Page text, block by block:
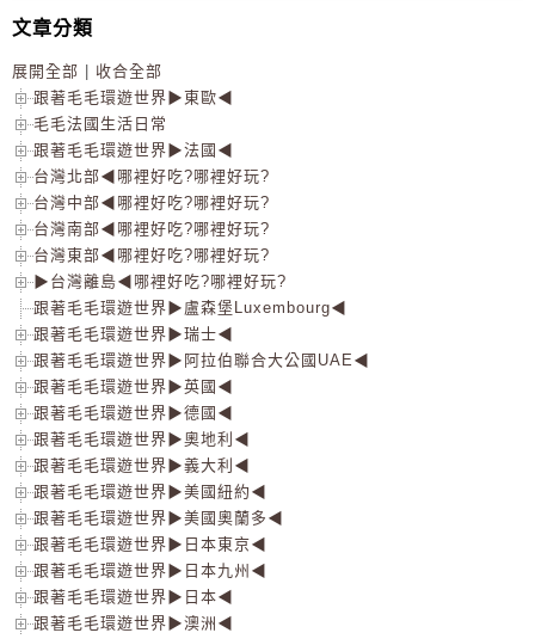
文章分類
展開全部
收合全部
跟著毛毛環遊世界▶東歐◀
毛毛法國生活日常
跟著毛毛環遊世界▶法國◀
台灣北部◀哪裡好吃?哪裡好玩?
台灣中部◀哪裡好吃?哪裡好玩?
台灣南部◀哪裡好吃?哪裡好玩?
台灣東部◀哪裡好吃?哪裡好玩?
▶台灣離島◀哪裡好吃?哪裡好玩?
跟著毛毛環遊世界▶盧森堡Luxembourg◀
跟著毛毛環遊世界▶瑞士◀
跟著毛毛環遊世界▶阿拉伯聯合大公國UAE◀
跟著毛毛環遊世界▶英國◀
跟著毛毛環遊世界▶德國◀
跟著毛毛環遊世界▶奧地利◀
跟著毛毛環遊世界▶義大利◀
跟著毛毛環遊世界▶美國紐約◀
跟著毛毛環遊世界▶美國奧蘭多◀
跟著毛毛環遊世界▶日本東京◀
跟著毛毛環遊世界▶日本九州◀
跟著毛毛環遊世界▶日本◀
跟著毛毛環遊世界▶澳洲◀